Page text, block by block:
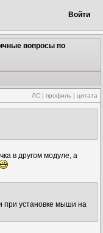
Войти
вопросы по
ЛС | профиль | цитата
в другом модуле, а
при установке мыши на